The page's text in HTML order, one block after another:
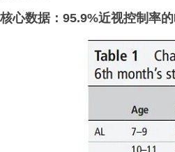
核心数据：95.9%近视控制率